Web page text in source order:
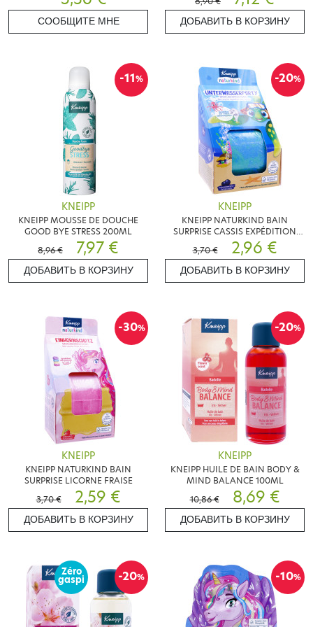
СООБЩИТЕ МНЕ ДОБАВИТЬ В КОРЗИНУ
-11%
KNEIPP
KNEIPP MOUSSE DE DOUCHE
GOOD BYE STRESS 200ML
8,96 €
7,97 €
ДОБАВИТЬ В КОРЗИНУ
-20%
KNEIPP
KNEIPP NATURKIND BAIN
SURPRISE CASSIS EXPÉDITION
SOUS MARINE
3,70 € 2,96 €
ДОБАВИТЬ В КОРЗИНУ
-30%
KNEIPP
KNEIPP NATURKIND BAIN
SURPRISE LICORNE FRAISE
3,70 €
2,59 €
ДОБАВИТЬ В КОРЗИНУ
-20%
KNEIPP
KNEIPP HUILE DE BAIN BODY &
MIND BALANCE 100ML
10,86 €
8,69 €
ДОБАВИТЬ В КОРЗИНУ
-20%
Zéro
gaspi -10%